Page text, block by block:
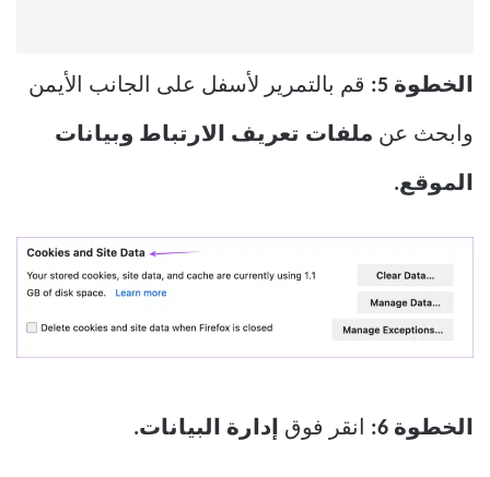
الخطوة 5: قم بالتمرير لأسفل على الجانب الأيمن
وابحث عن ملفات تعريف الارتباط وبيانات
الموقع.
الخطوة 6: انقر فوق إدارة البيانات.